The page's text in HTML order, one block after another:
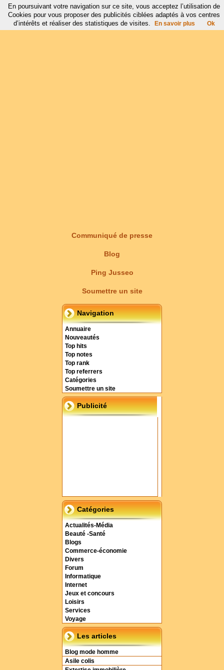
Communiqué de presse
Blog
Ping Jusseo
Soumettre un site
Navigation
Annuaire
Nouveautés
Top hits
Top notes
Top rank
Top referrers
Catégories
Soumettre un site
Publicité
Catégories
Actualités-Média
Beauté -Santé
Blogs
Commerce-économie
Divers
Forum
Informatique
Internet
Jeux et concours
Loisirs
Services
Voyage
Les articles
Blog mode homme
Asile colis
En poursuivant votre navigation sur ce site, vous acceptez l’utilisation de
Cookies pour vous proposer des publicités ciblées adaptés à vos centres
d’intérêts et réaliser des statistiques de visites.
En savoir plus Ok